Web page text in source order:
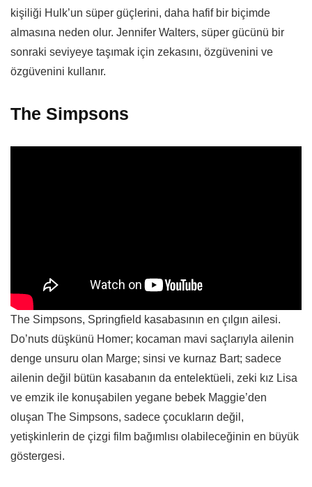
kişiliği Hulk’un süper güçlerini, daha hafif bir biçimde
almasına neden olur. Jennifer Walters, süper gücünü bir
sonraki seviyeye taşımak için zekasını, özgüvenini ve
özgüvenini kullanır.
The Simpsons
The Simpsons, Springfield kasabasının en çılgın ailesi.
Do’nuts düşkünü Homer; kocaman mavi saçlarıyla ailenin
denge unsuru olan Marge; sinsi ve kurnaz Bart; sadece
ailenin değil bütün kasabanın da entelektüeli, zeki kız Lisa
ve emzik ile konuşabilen yegane bebek Maggie’den
oluşan The Simpsons, sadece çocukların değil,
yetişkinlerin de çizgi film bağımlısı olabileceğinin en büyük
göstergesi.